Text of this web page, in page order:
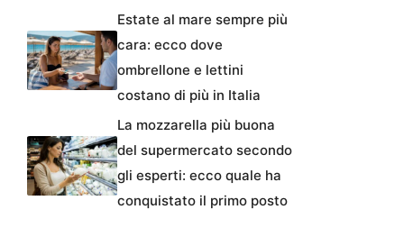
Estate al mare sempre più
cara: ecco dove
ombrellone e lettini
costano di più in Italia
La mozzarella più buona
del supermercato secondo
gli esperti: ecco quale ha
conquistato il primo posto